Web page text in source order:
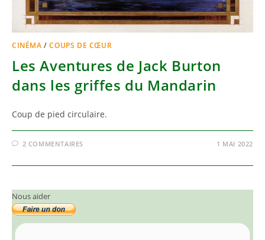
CINÉMA /COUPS DE CŒUR
Les Aventures de Jack Burton
dans les griffes du Mandarin
Coup de pied circulaire.
2 COMMENTAIRES 1 MAI 2022
Nous aider